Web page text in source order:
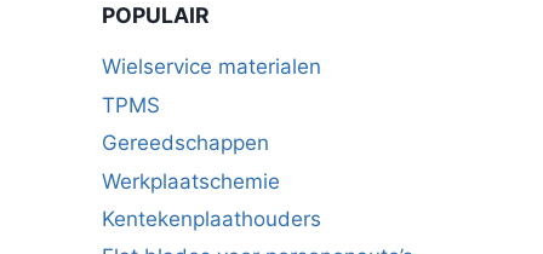
POPULAIR
Wielservice materialen
TPMS
Gereedschappen
Werkplaatschemie
Kentekenplaathouders